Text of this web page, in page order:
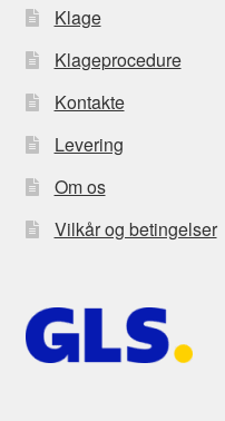
Klage
Klageprocedure
Kontakte
Levering
Om os
Vilkår og betingelser